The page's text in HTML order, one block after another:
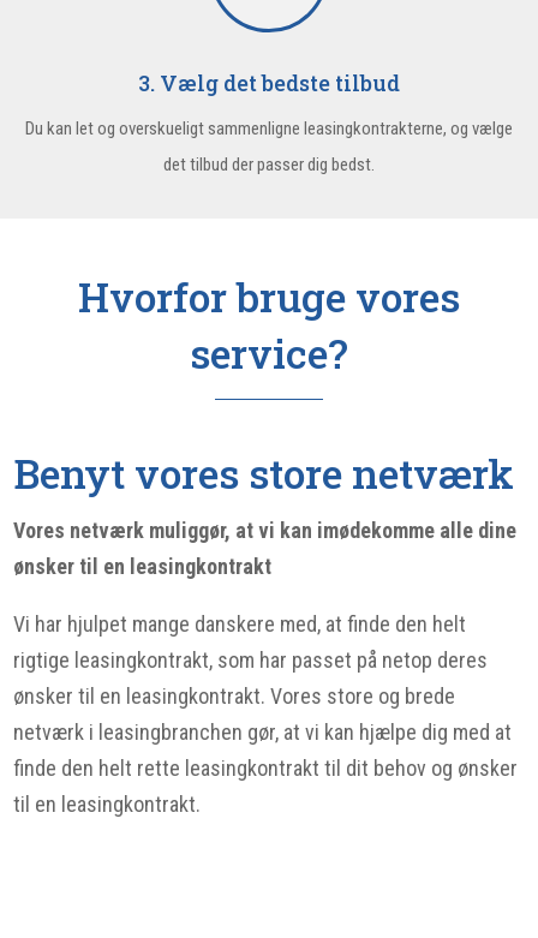
3. Vælg det bedste tilbud
Du kan let og overskueligt sammenligne leasingkontrakterne, og vælge
det tilbud der passer dig bedst.
Hvorfor bruge vores
service?
Benyt vores store netværk
Vores netværk muliggør, at vi kan imødekomme alle dine
ønsker til en leasingkontrakt
Vi har hjulpet mange danskere med, at finde den helt
rigtige leasingkontrakt, som har passet på netop deres
ønsker til en leasingkontrakt. Vores store og brede
netværk i leasingbranchen gør, at vi kan hjælpe dig med at
finde den helt rette leasingkontrakt til dit behov og ønsker
til en leasingkontrakt.